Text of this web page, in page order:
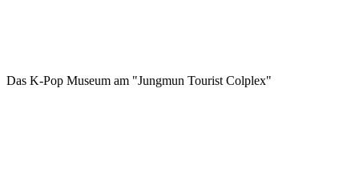
Das K-Pop Museum am "Jungmun Tourist Colplex"